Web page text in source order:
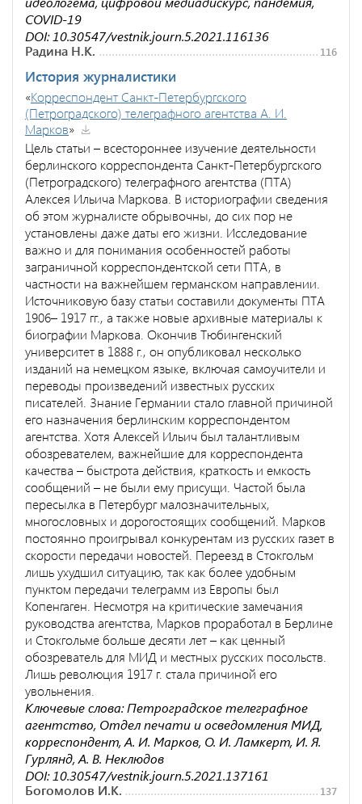
COVID-19
DOI: 10.30547/vestnik.journ.5.2021.116136
Радина Н.К.
116
История журналистики
«Корреспондент Санкт-Петербургского
(Петроградского) телеграфного агентства А. И.
Марков»
Цель статьи – всестороннее изучение деятельности
берлинского корреспондента Санкт-Петербургского
(Петроградского) телеграфного агентства (ПТА)
Алексея Ильича Маркова. В историографии сведения
об этом журналисте обрывочны, до сих пор не
установлены даже даты его жизни. Исследование
важно и для понимания особенностей работы
заграничной корреспондентской сети ПТА, в
частности на важнейшем германском направлении.
Источниковую базу статьи составили документы ПТА
1906– 1917 гг., а также новые архивные материалы к
биографии Маркова. Окончив Тюбингенский
университет в 1888 г., он опубликовал несколько
изданий на немецком языке, включая самоучители и
переводы произведений известных русских
писателей. Знание Германии стало главной причиной
его назначения берлинским корреспондентом
агентства. Хотя Алексей Ильич был талантливым
обозревателем, важнейшие для корреспондента
качества – быстрота действия, краткость и емкость
сообщений – не были ему присущи. Частой была
пересылка в Петербург малозначительных,
многословных и дорогостоящих сообщений. Марков
постоянно проигрывал конкурентам из русских газет в
скорости передачи новостей. Переезд в Стокгольм
лишь ухудшил ситуацию, так как более удобным
пунктом передачи телеграмм из Европы был
Копенгаген. Несмотря на критические замечания
руководства агентства, Марков проработал в Берлине
и Стокгольме больше десяти лет – как ценный
обозреватель для МИД и местных русских посольств.
Лишь революция 1917 г. стала причиной его
увольнения.
Ключевые слова: Петроградское телеграфное
агентство, Отдел печати и осведомления МИД,
корреспондент, А. И. Марков, О. И. Ламкерт, И. Я.
Гурлянд, А. В. Неклюдов
DOI: 10.30547/vestnik.journ.5.2021.137161
Богомолов И.К.
137